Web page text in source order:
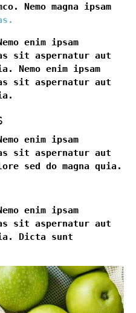
Nemo magna ipsam
enim ipsam
sit aspernatur aut
enim ipsam
sit aspernatur aut
enim ipsam
sit aspernatur aut
sed do magna quia.
enim ipsam
sit aspernatur aut
Dicta sunt